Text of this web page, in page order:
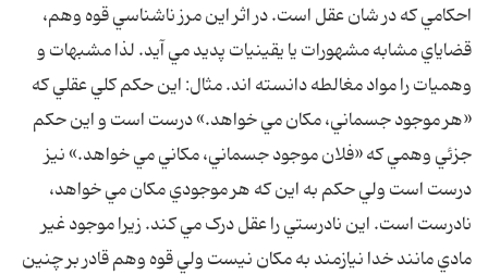
احکامي که در شان عقل است. در اثر اين مرز ناشناسي قوه وهم،
قضاياي مشابه مشهورات يا يقينيات پديد مي آيد. لذا مشبهات و
وهميات را مواد مغالطه دانسته اند. مثال: اين حکم کلي عقلي که
«هر موجود جسماني، مکان مي خواهد.» درست است و اين حکم
جزئي وهمي که «فلان موجود جسماني، مکاني مي خواهد.» نيز
درست است ولي حکم به اين که هر موجودي مکان مي خواهد،
نادرست است. اين نادرستي را عقل درک مي کند. زيرا موجود غير
مادي مانند خدا نيازمند به مکان نيست ولي قوه وهم قادر بر چنين